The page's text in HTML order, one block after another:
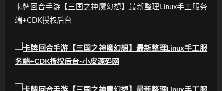
卡牌回合手游【三国之神魔幻想】最新整理Linux手工服务
端+CDK授权后台